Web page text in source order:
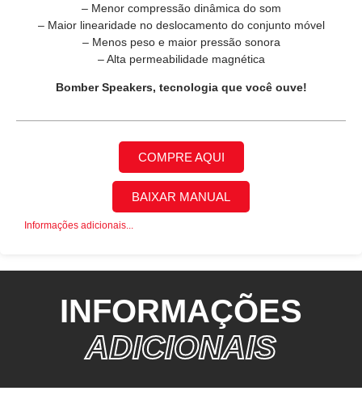
– Menor compressão dinâmica do som
– Maior linearidade no deslocamento do conjunto móvel
– Menos peso e maior pressão sonora
– Alta permeabilidade magnética
Bomber Speakers, tecnologia que você ouve!
COMPRE AQUI
BAIXAR MANUAL
Informações adicionais...
INFORMAÇÕES
ADICIONAIS